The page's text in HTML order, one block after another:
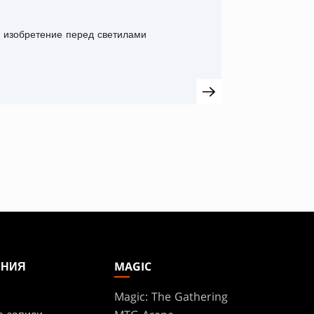
перед светилами
MAGIC
Magic: The Gathering